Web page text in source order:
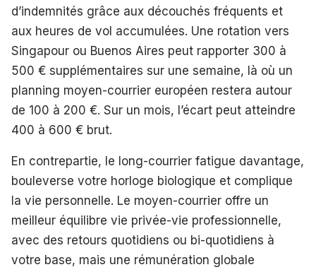
d’indemnités grâce aux découchés fréquents et
aux heures de vol accumulées. Une rotation vers
Singapour ou Buenos Aires peut rapporter 300 à
500 € supplémentaires sur une semaine, là où un
planning moyen-courrier européen restera autour
de 100 à 200 €. Sur un mois, l’écart peut atteindre
400 à 600 € brut.
En contrepartie, le long-courrier fatigue davantage,
bouleverse votre horloge biologique et complique
la vie personnelle. Le moyen-courrier offre un
meilleur équilibre vie privée-vie professionnelle,
avec des retours quotidiens ou bi-quotidiens à
votre base, mais une rémunération globale